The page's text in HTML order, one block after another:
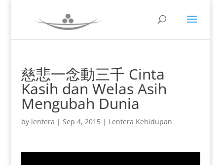
慈悲一念動三千 Cinta
Kasih dan Welas Asih
Mengubah Dunia
by lentera | Sep 4, 2015| Lentera Kehidupan